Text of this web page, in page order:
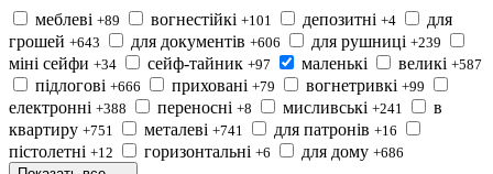
меблеві +89 вогнестійкі +101 депозитні +4
для
грошей +643 для документів +606 для рушниці +239
міні сейфи +34 сейф-тайник +97 маленькі великі +587
підлогові +666 приховані +79 вогнетривкі +99
електронні +388 переносні +8 мисливські +241
в
квартиру +751 металеві +741 для патронів +16
пістолетні +12 горизонтальні +6 для дому +686